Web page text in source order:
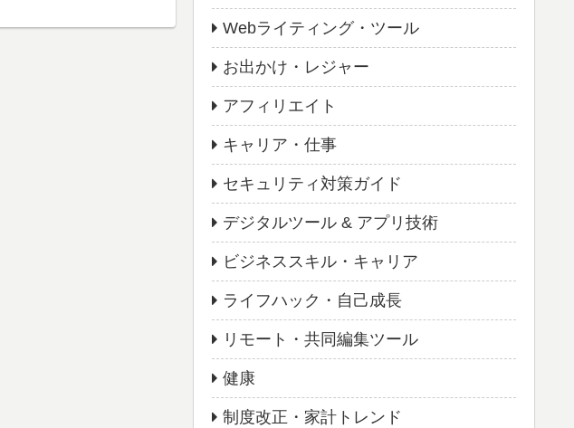
Webライティング・ツール
お出かけ・レジャー
アフィリエイト
キャリア・仕事
セキュリティ対策ガイド
デジタルツール & アプリ技術
ビジネススキル・キャリア
ライフハック・自己成長
リモート・共同編集ツール
健康
制度改正・家計トレンド